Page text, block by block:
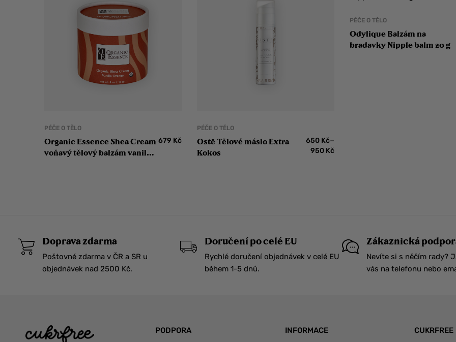
PÉČE O TĚLO
Organic Essence Shea Cream
voňavý tělový balzám vanilka
679 Kč
PÉČE O TĚLO
Ostē Tělové máslo Extra
Kokos
650 Kč–
950 Kč
PÉČE O TĚLO
Odylique Balzám na
bradavky Nipple balm 20 g
Doprava zdarma
Poštovné zdarma v ČR a SR u
objednávek nad 2500 Kč.
Doručení po celé EU
Rychlé doručení objednávek v celé EU
během 1-5 dnů.
Zákaznická
Nevíte si s něčím rady?
vás na telefonu nebo
PODPORA INFORMACE CUKRFREE